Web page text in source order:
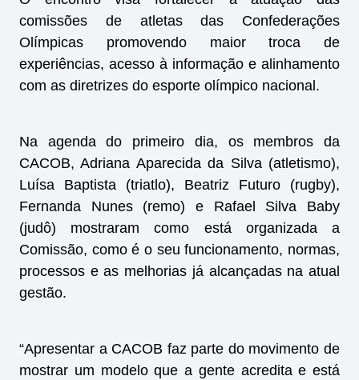
comissões de atletas das Confederações
Olímpicas promovendo maior troca de
experiências, acesso à informação e alinhamento
com as diretrizes do esporte olímpico nacional.
Na agenda do primeiro dia, os membros da
CACOB, Adriana Aparecida da Silva (atletismo),
Luísa Baptista (triatlo), Beatriz Futuro (rugby),
Fernanda Nunes (remo) e Rafael Silva Baby
(judô) mostraram como está organizada a
Comissão, como é o seu funcionamento, normas,
processos e as melhorias já alcançadas na atual
gestão.
“Apresentar a CACOB faz parte do movimento de
mostrar um modelo que a gente acredita e está